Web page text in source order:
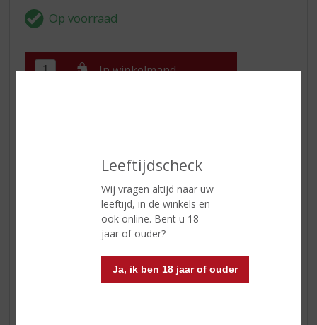
Leeftijdscheck
Wij vragen altijd naar uw
leeftijd, in de winkels en
ook online. Bent u 18
jaar of ouder?
Ja, ik ben 18 jaar of ouder
In winkelmand
Land van Herkomst
Nederland
30 CL
Alcoholpercentage
9% vol
Diep oker
kruidige noten.